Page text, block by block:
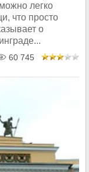
легко
что просто
о
60 745